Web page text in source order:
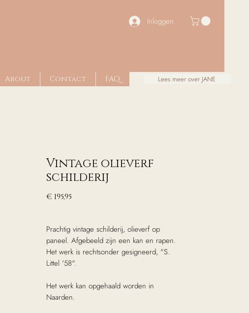
Inloggen
About Contact FAQ Lees meer over JANE
Vintage olieverf
schilderij
€ 195,95
Prachtig vintage schilderij, olieverf op
paneel. Afgebeeld zijn een kan en rapen.
Het werk is rechtsonder gesigneerd, "S.
Littel '58".
Het werk kan opgehaald worden in
Naarden.